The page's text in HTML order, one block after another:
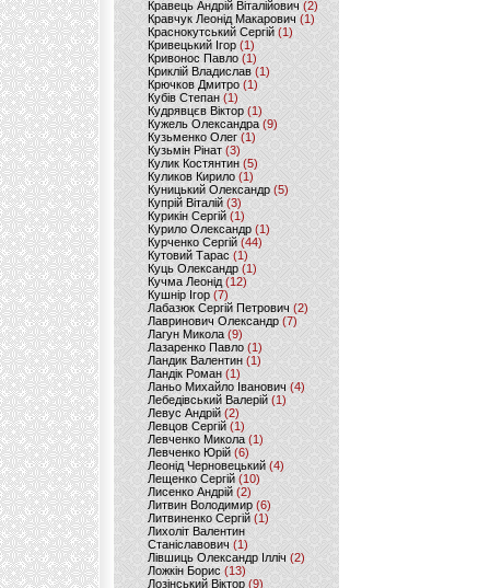
Кравець Андрій Віталійович (2)
Кравчук Леонід Макарович (1)
Краснокутський Сергій (1)
Кривецький Ігор (1)
Кривонос Павло (1)
Криклій Владислав (1)
Крючков Дмитро(1)
Кубів Степан(1)
Кудрявцєв Віктор (1)
Кужель Олександра (9)
Кузьменко Олег (1)
Кузьмін Рінат(3)
Кулик Костянтин(5)
Куликов Кирило (1)
Куницький Олександр (5)
Купрій Віталій (3)
Курикін Сергій(1)
Курило Олександр (1)
Курченко Сергій (44)
Кутовий Тарас (1)
Куць Олександр (1)
Кучма Леонід (12)
Кушнір Ігор(7)
Лабазюк Сергій Петрович (2)
Лавринович Олександр(7)
Лагун Микола(9)
Лазаренко Павло (1)
Ландик Валентин (1)
Ландік Роман (1)
Ланьо Михайло Іванович(4)
Лебедівський Валерій(1)
Левус Андрій(2)
Левцов Сергій (1)
Левченко Микола (1)
Левченко Юрій (6)
Леонід Черновецький (4)
Лещенко Сергій (10)
Лисенко Андрій (2)
Литвин Володимир (6)
Литвиненко Сергій (1)
Лихоліт Валентин
Станіславович (1)
Лівшиць Олександр Ілліч (2)
Ложкін Борис(13)
Лозінський Віктор(9)